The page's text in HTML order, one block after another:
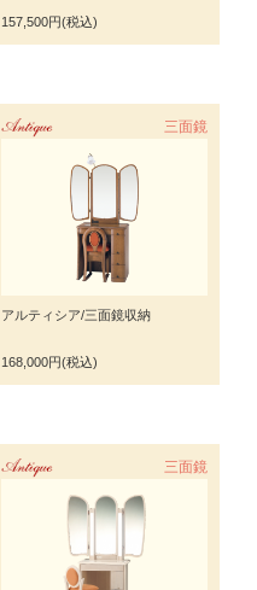
157,500円(税込)
三面鏡
アルティシア/三面鏡収納
168,000円(税込)
三面鏡